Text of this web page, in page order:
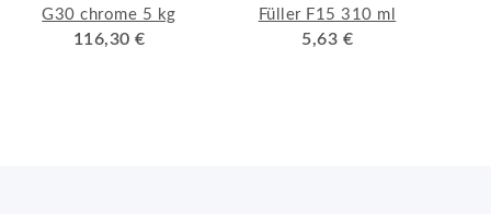
G30 chrome 5 kg
116,30 €
Füller F15 310 ml
5,63 €